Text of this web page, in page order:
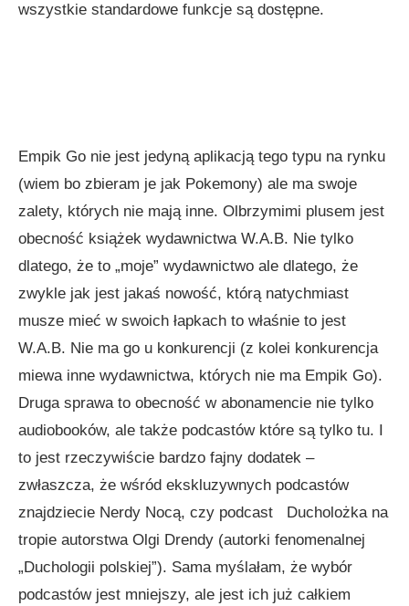
wszystkie standardowe funkcje są dostępne.
Empik Go nie jest jedyną aplikacją tego typu na rynku
(wiem bo zbieram je jak Pokemony) ale ma swoje
zalety, których nie mają inne. Olbrzymimi plusem jest
obecność książek wydawnictwa W.A.B. Nie tylko
dlatego, że to „moje” wydawnictwo ale dlatego, że
zwykle jak jest jakaś nowość, którą natychmiast
musze mieć w swoich łapkach to właśnie to jest
W.A.B. Nie ma go u konkurencji (z kolei konkurencja
miewa inne wydawnictwa, których nie ma Empik Go).
Druga sprawa to obecność w abonamencie nie tylko
audiobooków, ale także podcastów które są tylko tu. I
to jest rzeczywiście bardzo fajny dodatek –
zwłaszcza, że wśród ekskluzywnych podcastów
znajdziecie Nerdy Nocą, czy podcast Ducholożka na
tropie autorstwa Olgi Drendy (autorki fenomenalnej
„Duchologii polskiej”). Sama myślałam, że wybór
podcastów jest mniejszy, ale jest ich już całkiem